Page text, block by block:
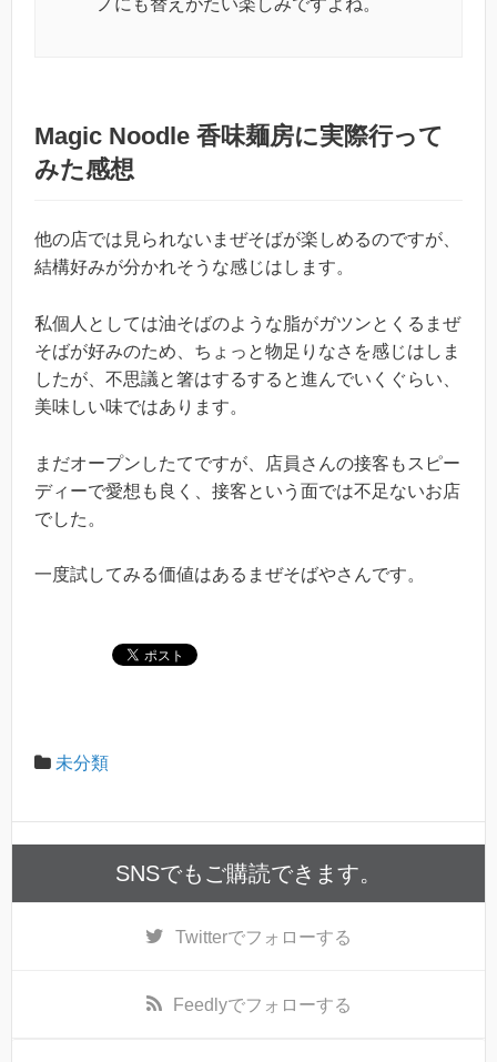
ノにも替えがたい楽しみですよね。
Magic Noodle 香味麺房に実際行って
みた感想
他の店では見られないまぜそばが楽しめるのですが、
結構好みが分かれそうな感じはします。
私個人としては油そばのような脂がガツンとくるまぜ
そばが好みのため、ちょっと物足りなさを感じはしま
したが、不思議と箸はするすると進んでいくぐらい、
美味しい味ではあります。
まだオープンしたてですが、店員さんの接客もスピー
ディーで愛想も良く、接客という面では不足ないお店
でした。
一度試してみる価値はあるまぜそばやさんです。
未分類
SNSでもご購読できます。
Twitterでフォローする
Feedlyでフォローする